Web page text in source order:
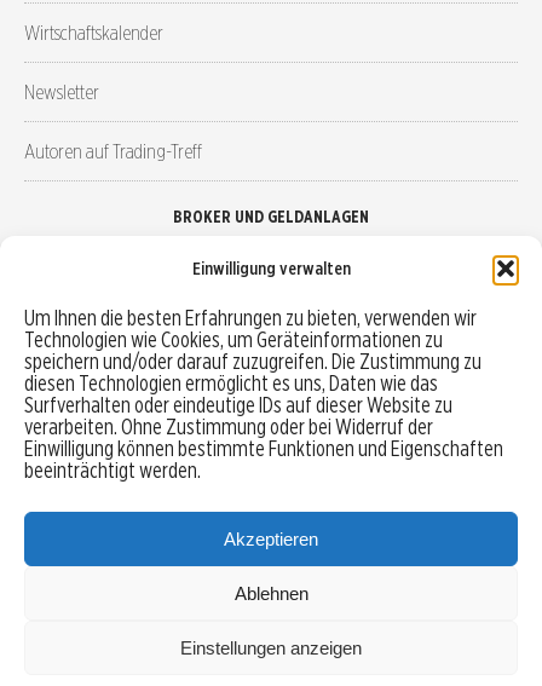
Einwilligung verwalten
Um Ihnen die besten Erfahrungen zu bieten, verwenden wir
Technologien wie Cookies, um Geräteinformationen zu
speichern und/oder darauf zuzugreifen. Die Zustimmung zu
diesen Technologien ermöglicht es uns, Daten wie das
Surfverhalten oder eindeutige IDs auf dieser Website zu
verarbeiten. Ohne Zustimmung oder bei Widerruf der
Einwilligung können bestimmte Funktionen und Eigenschaften
beeinträchtigt werden.
Akzeptieren
Ablehnen
Einstellungen anzeigen
Wirtschaftskalender
Newsletter
Autoren auf Trading-Treff
BROKER UND GELDANLAGEN
Robo-Advisor vergleichen
Depotvergleich
Festgeld vergleichen
Tagesgeld vergleichen